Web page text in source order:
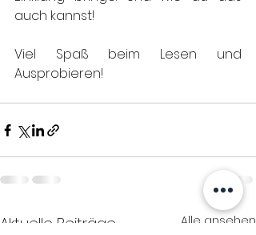
auch kannst!
Viel Spaß beim Lesen und
Ausprobieren!
Aktuelle Beiträge Alle ansehen